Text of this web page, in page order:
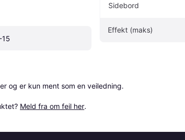
Sidebord
Effekt (maks)
og er kun ment som en veiledning.
Meld fra om feil her.